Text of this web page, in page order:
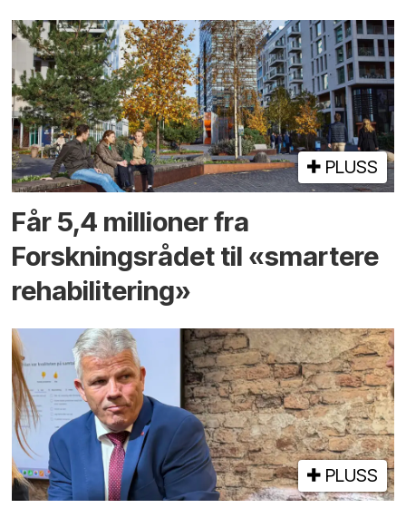
PLUSS
Får 5,4 millioner fra
Forskningsrådet til «smartere
rehabilitering»
PLUSS